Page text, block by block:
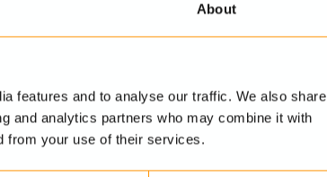
About
features and to analyse our traffic. We also share
and analytics partners who may combine it with
from your use of their services.